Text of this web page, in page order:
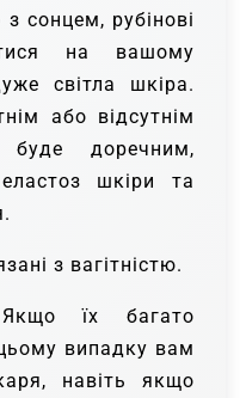
з сонцем, рубінові
на вашому
світла шкіра.
або відсутнім
доречним,
шкіри та
з вагітністю.
їх багато
випадку вам
навіть якщо